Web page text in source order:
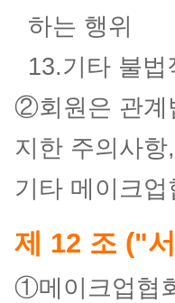
하는 행위
13.기타 불
②회원은 관계
지한 주의사
기타 메이크
제 12 조 ("
①메이크업협